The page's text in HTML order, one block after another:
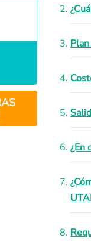
¿En